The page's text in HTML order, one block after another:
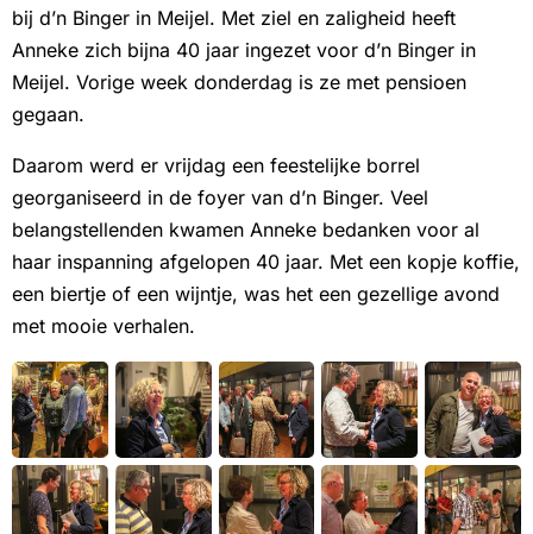
bij d’n Binger in Meijel. Met ziel en zaligheid heeft
Anneke zich bijna 40 jaar ingezet voor d’n Binger in
Meijel. Vorige week donderdag is ze met pensioen
gegaan.
Daarom werd er vrijdag een feestelijke borrel
georganiseerd in de foyer van d’n Binger. Veel
belangstellenden kwamen Anneke bedanken voor al
haar inspanning afgelopen 40 jaar. Met een kopje koffie,
een biertje of een wijntje, was het een gezellige avond
met mooie verhalen.